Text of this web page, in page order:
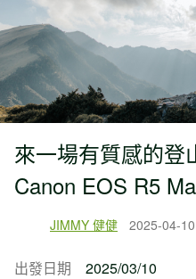
來一場有質感的登
Canon EOS R5
JIMMY 健健 2025-04-
出發日期
2025/03/10